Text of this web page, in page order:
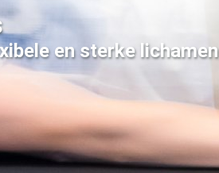
en sterke lichamen